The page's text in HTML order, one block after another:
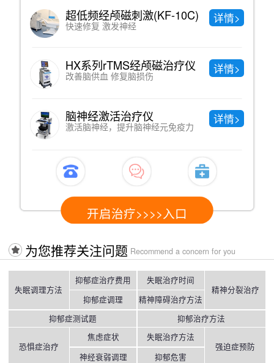
中药熏蒸
直达病灶、绿色纯天然
详情>
中医理疗
调节神经系统功能，提高免疫功能
详情>
中医针灸
疏通经络 调节阴阳
详情>
开启治疗>>>>入口
为您推荐关注问题 Recommend a concern for you
失眠调理方法
抑郁症治疗费用
抑郁症调理
失眠治疗时间
精神障碍治疗方法
精神分裂治疗
抑郁症测试题 抑郁治疗方法
恐惧症治疗
焦虑症状
神经衰弱调理
失眠治疗方法
抑郁危害
强迫症预防